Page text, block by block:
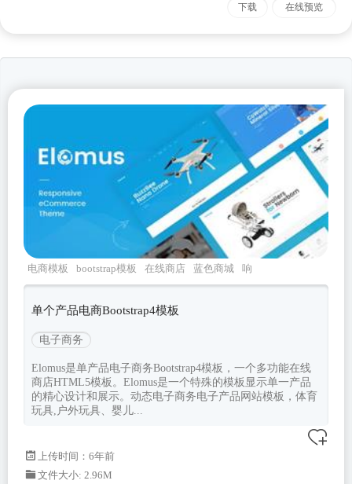
下载 在线预览
电商模板 bootstrap模板 在线商店 蓝色商城
响
应式
单个产品电商Bootstrap4模板
电子商务
Elomus是单产品电子商务Bootstrap4模板，一个多功能在线
商店HTML5模板。Elomus是一个特殊的模板显示单一产品
的精心设计和展示。动态电子商务电子产品网站模板，体育
玩具,户外玩具、婴儿...
上传时间：6年前
文件大小: 2.96M